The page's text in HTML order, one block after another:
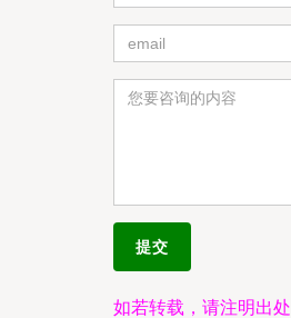
如若转载，请注明出